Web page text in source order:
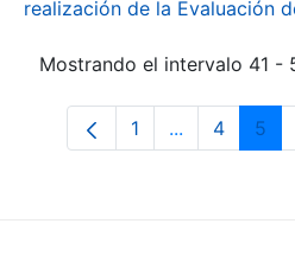
realización de la Evaluación
Mostrando el intervalo 41 -
Página
1 ...PáginasPágina
4 5